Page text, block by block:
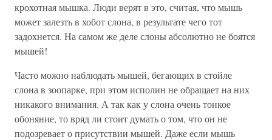
крохотная мышка. Люди верят в это, считая, что мышь
может залезть в хобот слона, в результате чего тот
задохнется. На самом же деле слоны абсолютно не боятся
мышей!
Часто можно наблюдать мышей, бегающих в стойле
слона в зоопарке, при этом исполин не обращает на них
никакого внимания. А так как у слона очень тонкое
обоняние, то вряд ли стоит думать о том, что он не
подозревает о присутствии мышей. Даже если мышь